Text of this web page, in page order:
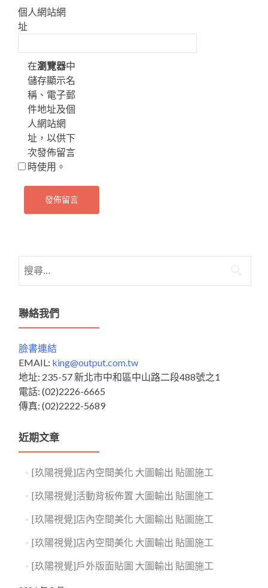
個人網站網
址
在瀏覽器中
儲存顯示名
稱、電子郵
件地址及個
人網站網
址，以供下
次發佈留言
時使用。
尋
鍵
字:
聯絡我們
臉書連結
EMAIL: king@output.com.tw
地址: 235-57 新北市中和區中山路二段488號之1
電話: (02)2226-6665
傳真: (02)2222-5689
近期文章
[玖陽視覺]店內空間美化 大圖輸出 貼圖施工
[玖陽視覺]活動背板佈置 大圖輸出 貼圖施工
[玖陽視覺]店內空間美化 大圖輸出 貼圖施工
[玖陽視覺]店內空間美化 大圖輸出 貼圖施工
[玖陽視覺]戶外版面貼圖 大圖輸出 貼圖施工